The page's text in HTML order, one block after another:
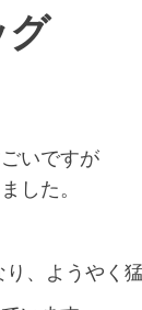
グ
いですが
した。
、ようやく